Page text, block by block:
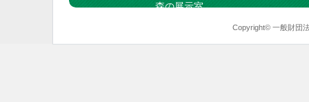
森の展示室
Copyright© 一般財団